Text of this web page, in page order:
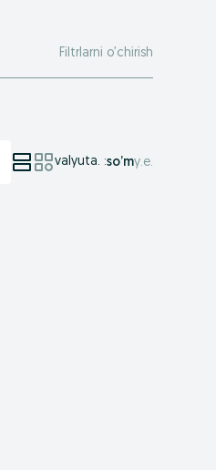
Filtrlarni o’chirish
valyuta. :so’mу.е.